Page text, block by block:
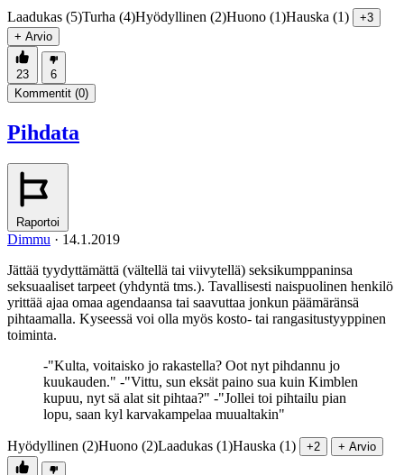
Laadukas (5)Turha (4)Hyödyllinen (2)Huono (1)Hauska (1)
+3
+ Arvio
23
6
Kommentit (0)
Pihdata
Raportoi
Dimmu · 14.1.2019
Jättää tyydyttämättä (vältellä tai viivytellä) seksikumppaninsa
seksuaaliset tarpeet (yhdyntä tms.). Tavallisesti naispuolinen henkilö
yrittää ajaa omaa agendaansa tai saavuttaa jonkun päämäränsä
pihtaamalla. Kyseessä voi olla myös kosto- tai rangasitustyyppinen
toiminta.
-"Kulta, voitaisko jo rakastella? Oot nyt pihdannu jo
kuukauden." -"Vittu, sun eksät paino sua kuin Kimblen
kupuu, nyt sä alat sit pihtaa?" -"Jollei toi pihtailu pian
lopu, saan kyl karvakampelaa muualtakin"
Hyödyllinen (2)Huono (2)Laadukas (1)Hauska (1) +2 + Arvio